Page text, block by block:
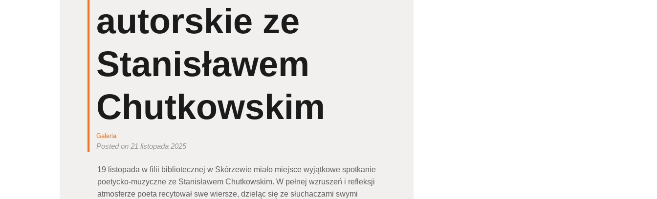
autorskie ze
Stanisławem
Chutkowskim
Galeria
Posted on 21 listopada 2025
19 listopada w filii bibliotecznej w Skórzewie miało miejsce wyjątkowe spotkanie
poetycko-muzyczne ze Stanisławem Chutkowskim. W pełnej wzruszeń i refleksji
atmosferze poeta recytował swe wiersze, dzieląc się ze słuchaczami swymi